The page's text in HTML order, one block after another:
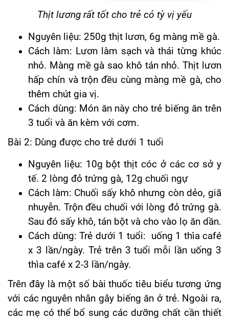
Thịt lương rất tốt cho trẻ có tỳ vị yếu
Nguyên liệu: 250g thịt lươn, 6g màng mề gà.
Cách làm: Lươn làm sạch và thái từng khúc
nhỏ. Màng mề gà sao khô tán nhỏ. Thịt lươn
hấp chín và trộn đều cùng màng mề gà, cho
thêm chút gia vị.
Cách dùng: Món ăn này cho trẻ biếng ăn trên
3 tuổi và ăn kèm với cơm.
Bài 2: Dùng được cho trẻ dưới 1 tuổi
Nguyên liệu: 10g bột thịt cóc ở các cơ sở y
tế. 2 lòng đỏ trứng gà, 12g chuối ngự
Cách làm: Chuối sấy khô nhưng còn dẻo, giã
nhuyễn. Trộn đều chuối với lòng đỏ trứng gà.
Sau đó sấy khô, tán bột và cho vào lọ ăn dần.
Cách dùng: Trẻ dưới 1 tuổi: uống 1 thìa café
x 3 lần/ngày. Trẻ trên 3 tuổi mỗi lần uống 3
thìa café x 2-3 lần/ngày.
Trên đây là một số bài thuốc tiêu biểu tương ứng
với các nguyên nhân gây biếng ăn ở trẻ. Ngoài ra,
các mẹ có thể bổ sung các dưỡng chất cần thiết